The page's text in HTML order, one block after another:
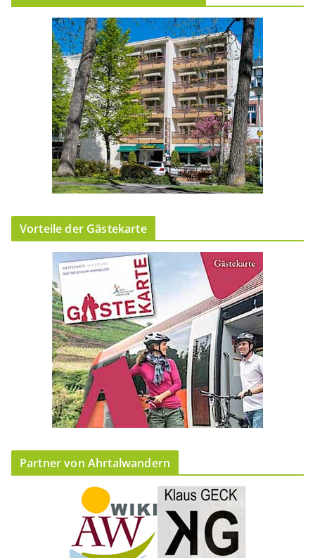
Vorteile der Gästekarte
Partner von Ahrtalwandern